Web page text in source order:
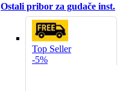
Ostali pribor za gudače inst.
Top Seller
-5%